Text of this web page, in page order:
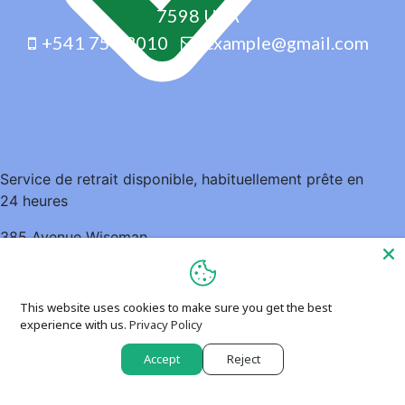
7598 USA
+541 754 3010
example@gmail.com
Service de retrait disponible, habituellement prête en
24 heures
385 Avenue Wiseman
5148952935
This website uses cookies to make sure you get the best
experience with us. Privacy Policy
Accept Reject